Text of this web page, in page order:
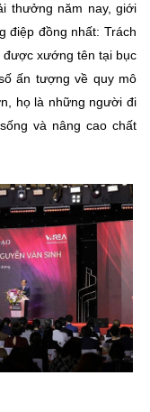
thưởng năm nay, giới
điệp đồng nhất: Trách
xướng tên tại bục
ấn tượng về quy mô
họ là những người đi
và nâng cao chất